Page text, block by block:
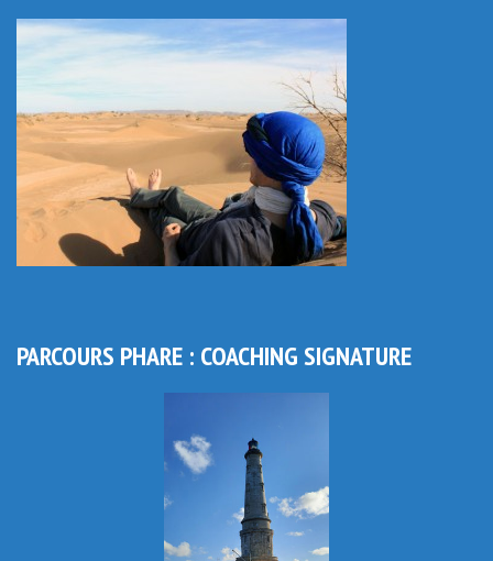
PARCOURS PHARE : COACHING SIGNATURE